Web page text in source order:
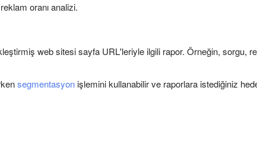
oranı analizi.
web sitesi sayfa URL'leriyle ilgili rapor. Örneğin, sorgu,
segmentasyon işlemini kullanabilir ve raporlara istediğiniz